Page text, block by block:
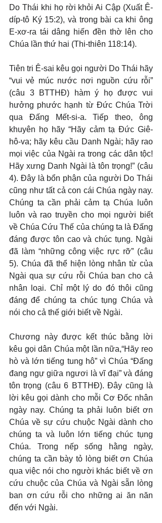
Do Thái khi họ rời khỏi Ai Cập (Xuất Ê-
díp-tô Ký 15:2), và trong bài ca khi ông
E-xơ-ra tái dâng hiến đền thờ lên cho
Chúa lần thứ hai (Thi-thiên 118:14).
Tiên tri Ê-sai kêu gọi người Do Thái hãy
“vui vẻ múc nước nơi nguồn cứu rỗi”
(câu 3 BTTHĐ) hàm ý họ được vui
hưởng phước hạnh từ Đức Chúa Trời
qua Đấng Mết-si-a. Tiếp theo, ông
khuyên họ hãy “Hãy cảm tạ Đức Giê-
hô-va; hãy kêu cầu Danh Ngài; hãy rao
mọi việc của Ngài ra trong các dân tộc!
Hãy xưng Danh Ngài là tôn trọng!” (câu
4). Đây là bổn phận của người Do Thái
cũng như tất cả con cái Chúa ngày nay.
Chúng ta cần phải cảm tạ Chúa luôn
luôn và rao truyền cho mọi người biết
về Chúa Cứu Thế của chúng ta là Đấng
đáng được tôn cao và chúc tụng. Ngài
đã làm “những công việc rực rỡ” (câu
5). Chúa đã thể hiện lòng nhân từ của
Ngài qua sự cứu rỗi Chúa ban cho cả
nhân loại. Chỉ một lý do đó thôi cũng
đáng để chúng ta chúc tụng Chúa và
nói cho cả thế giới biết về Ngài.
Chương này được kết thúc bằng lời
kêu gọi dân Chúa một lần nữa,“Hãy reo
hò và lớn tiếng tung hô” vì Chúa “Đấng
đang ngự giữa ngươi là vĩ đại” và đáng
tôn trọng (câu 6 BTTHĐ). Đây cũng là
lời kêu gọi dành cho mỗi Cơ Đốc nhân
ngày nay. Chúng ta phải luôn biết ơn
Chúa về sự cứu chuộc Ngài dành cho
chúng ta và luôn lớn tiếng chúc tụng
Chúa. Trong nếp sống hằng ngày,
chúng ta cần bày tỏ lòng biết ơn Chúa
qua việc nói cho người khác biết về ơn
cứu chuộc của Chúa và Ngài sẵn lòng
ban ơn cứu rỗi cho những ai ăn năn
đến với Ngài.